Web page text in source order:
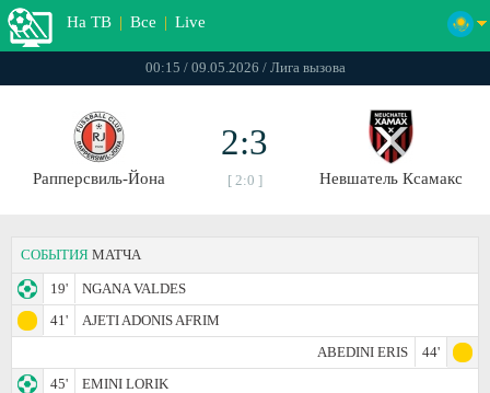
На ТВ | Все | Live
00:15 / 09.05.2026 / Лига вызова
Рапперсвиль-Йона
2:3
[ 2:0 ] Невшатель Ксамакс
СОБЫТИЯ МАТЧА
19'
NGANA VALDES
41'
AJETI ADONIS AFRIM
ABEDINI ERIS
44'
45'
EMINI LORIK